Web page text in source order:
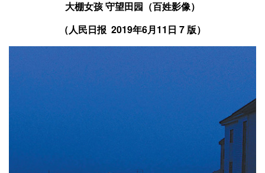
大棚女孩 守望田园（百姓影像）
（ 人民日报 2019年6月11日 7 版）